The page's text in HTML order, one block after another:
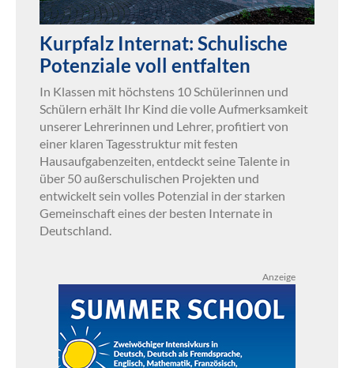
Kurpfalz Internat: Schulische
Potenziale voll entfalten
In Klassen mit höchstens 10 Schülerinnen und
Schülern erhält Ihr Kind die volle Aufmerksamkeit
unserer Lehrerinnen und Lehrer, profitiert von
einer klaren Tagesstruktur mit festen
Hausaufgabenzeiten, entdeckt seine Talente in
über 50 außerschulischen Projekten und
entwickelt sein volles Potenzial in der starken
Gemeinschaft eines der besten Internate in
Deutschland.
Anzeige